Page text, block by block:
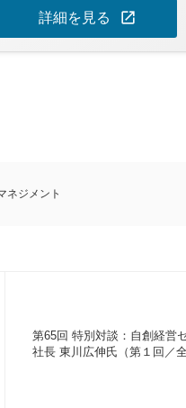
詳細を見る open_in_new
ネジメント
第65回 特別対談：自創経営
社長 東川広伸氏（第１回／全